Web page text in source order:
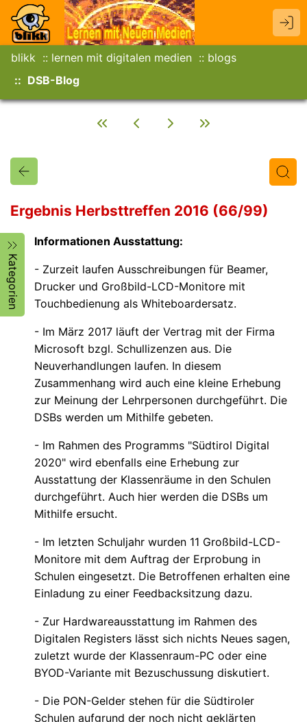
blikk lernen mit digitalen medien
blogs
DSB-Blog
Titel Text Autor/in
Ergebnis Herbsttreffen 2016 (66/99)
Kategorien
Informationen Ausstattung:
- Zurzeit laufen Ausschreibungen für Beamer,
Drucker und Großbild-LCD-Monitore mit
Touchbedienung als Whiteboardersatz.
- Im März 2017 läuft der Vertrag mit der Firma
Microsoft bzgl. Schullizenzen aus. Die
Neuverhandlungen laufen. In diesem
Zusammenhang wird auch eine kleine Erhebung
zur Meinung der Lehrpersonen durchgeführt. Die
DSBs werden um Mithilfe gebeten.
- Im Rahmen des Programms "Südtirol Digital
2020" wird ebenfalls eine Erhebung zur
Ausstattung der Klassenräume in den Schulen
durchgeführt. Auch hier werden die DSBs um
Mithilfe ersucht.
- Im letzten Schuljahr wurden 11 Großbild-LCD-
Monitore mit dem Auftrag der Erprobung in
Schulen eingesetzt. Die Betroffenen erhalten eine
Einladung zu einer Feedbacksitzung dazu.
- Zur Hardwareausstattung im Rahmen des
Digitalen Registers lässt sich nichts Neues sagen,
zuletzt wurde der Klassenraum-PC oder eine
BYOD-Variante mit Bezuschussung diskutiert.
- Die PON-Gelder stehen für die Südtiroler
Schulen aufgrund der noch nicht geklärten